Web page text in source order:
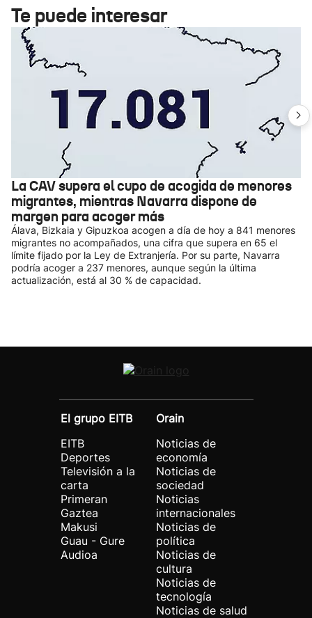
Te puede interesar
La CAV supera el cupo de acogida de menores
migrantes, mientras Navarra dispone de
margen para acoger más
Álava, Bizkaia y Gipuzkoa acogen a día de hoy a 841 menores
migrantes no acompañados, una cifra que supera en 65 el
límite fijado por la Ley de Extranjería. Por su parte, Navarra
podría acoger a 237 menores, aunque según la última
actualización, está al 30 % de capacidad.
El grupo EITB
EITB
Deportes
Televisión a la
carta
Primeran
Gaztea
Makusi
Guau - Gure
Audioa
Orain
Noticias de
economía
Noticias de
sociedad
Noticias
internacionales
Noticias de
política
Noticias de
cultura
Noticias de
tecnología
Noticias de salud